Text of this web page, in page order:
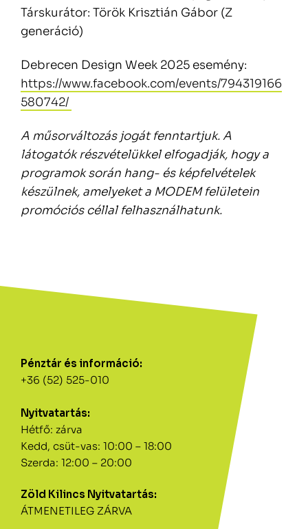
Pénztár és információ:
+36 (52) 525-010
Nyitvatartás:
Hétfő: zárva
Kedd, csüt-vas: 10:00 – 18:00
Szerda: 12:00 – 20:00
Zöld Kilincs Nyitvatartás:
ÁTMENETILEG ZÁRVA
Társkurátor: Török Krisztián Gábor (Z
generáció)
Debrecen Design Week 2025 esemény:
https://www.facebook.com/events/794319166
580742/
A műsorváltozás jogát fenntartjuk. A
látogatók részvételükkel elfogadják, hogy a
programok során hang- és képfelvételek
készülnek, amelyeket a MODEM felületein
promóciós céllal felhasználhatunk.